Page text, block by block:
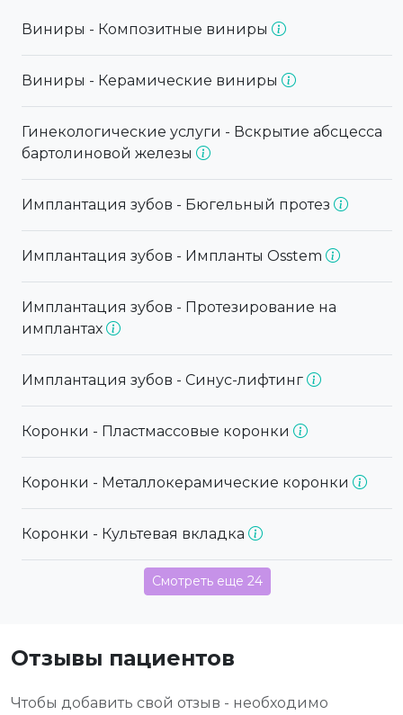
Виниры - Композитные виниры
Виниры - Керамические виниры
Гинекологические услуги - Вскрытие абсцесса
бартолиновой железы
Имплантация зубов - Бюгельный протез
Имплантация зубов - Импланты Osstem
Имплантация зубов - Протезирование на
имплантах
Имплантация зубов - Синус-лифтинг
Коронки - Пластмассовые коронки
Коронки - Металлокерамические коронки
Коронки - Культевая вкладка
Смотреть еще 24
Отзывы пациентов
Чтобы добавить свой отзыв - необходимо